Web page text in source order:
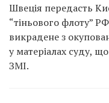
Швеція передасть
“тіньового флоту”
викрадене з
у матеріалах суду,
ЗМІ.